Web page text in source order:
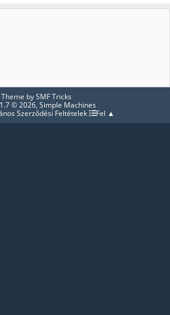
Theme bySMF Tricks
© 2026, Simple Machines
Szerződési Feltételek Fel ▲